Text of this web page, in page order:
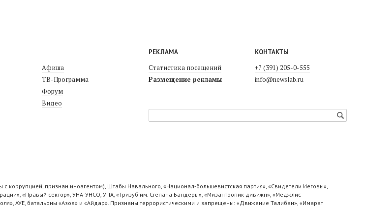
Афиша
ТВ-Программа
Форум
Видео
РЕКЛАМА
Статистика посещений
Размещение рекламы
КОНТАКТЫ
+7 (391) 205-0-555
info@newslab.ru
признан иноагентом), Штабы Навального, «Национал-большевистская партия», «Свидетели Иеговы»,
«Правый сектор», УНА-УНСО, УПА, «Тризуб им. Степана Бандеры», «Мизантропик дивижн», «Меджлис
АУЕ, батальоны «Азов» и «Айдар». Признаны террористическими и запрещены: «Движение Талибан», «Имарат